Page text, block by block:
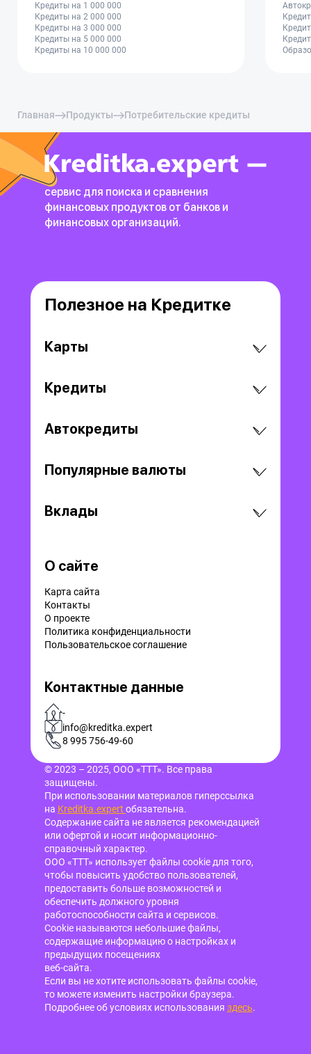
Кредиты на 1 000 000
Кредиты на 2 000 000
Кредиты на 3 000 000
Кредиты на 5 000 000
Кредиты на 10 000 000
Главная Продукты Потребительские кредиты
сервис для поиска и сравнения
финансовых продуктов от банков и
финансовых организаций.
Полезное на Кредитке
Карты
Кредиты
Автокредиты
Популярные валюты
Вклады
О сайте
Карта сайта
Контакты
О проекте
Политика конфиденциальности
Пользовательское соглашение
Контактные данные
-
info@kreditka.expert
8 995 756-49-60
© 2023 – 2025, ООО «ТТТ». Все права
защищены.
При использовании материалов гиперссылка
на Kreditka.expert обязательна.
Содержание сайта не является рекомендацией
или офертой и носит информационно-
справочный характер.
ООО «ТТТ» использует файлы cookie для того,
чтобы повысить удобство пользователей,
предоставить больше возможностей и
обеспечить должного уровня
работоспособности сайта и сервисов.
Cookie называются небольшие файлы,
содержащие информацию о настройках и
предыдущих посещениях
веб-сайта.
Если вы не хотите использовать файлы cookie,
то можете изменить настройки браузера.
Подробнее об условиях использования здесь.